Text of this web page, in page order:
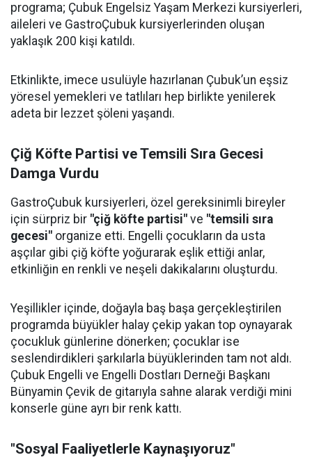
programa; Çubuk Engelsiz Yaşam Merkezi kursiyerleri,
aileleri ve GastroÇubuk kursiyerlerinden oluşan
yaklaşık 200 kişi katıldı.
Etkinlikte, imece usulüyle hazırlanan Çubuk’un eşsiz
yöresel yemekleri ve tatlıları hep birlikte yenilerek
adeta bir lezzet şöleni yaşandı.
Çiğ Köfte Partisi ve Temsili Sıra Gecesi
Damga Vurdu
GastroÇubuk kursiyerleri, özel gereksinimli bireyler
için sürpriz bir "çiğ köfte partisi" ve "temsili sıra
gecesi" organize etti. Engelli çocukların da usta
aşçılar gibi çiğ köfte yoğurarak eşlik ettiği anlar,
etkinliğin en renkli ve neşeli dakikalarını oluşturdu.
Yeşillikler içinde, doğayla baş başa gerçekleştirilen
programda büyükler halay çekip yakan top oynayarak
çocukluk günlerine dönerken; çocuklar ise
seslendirdikleri şarkılarla büyüklerinden tam not aldı.
Çubuk Engelli ve Engelli Dostları Derneği Başkanı
Bünyamin Çevik de gitarıyla sahne alarak verdiği mini
konserle güne ayrı bir renk kattı.
"Sosyal Faaliyetlerle Kaynaşıyoruz"